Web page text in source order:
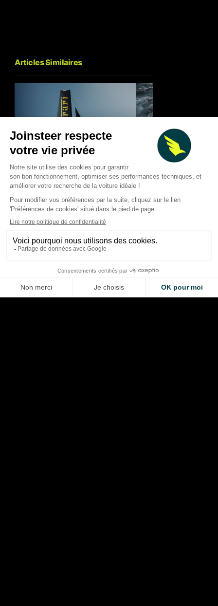
LA VOITURE DE VOS RÊVES
Articles Similaires
Ferrari Hypersail : le
monocoque à foils qui
supercars en haute mer 🚤
May 19, 2026
Vivre sa retraite
bateau de
radical (et
Mar 22, 2026